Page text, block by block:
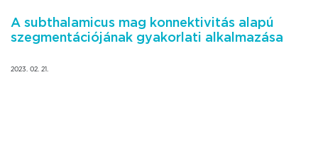
A subthalamicus mag konnektivitás alapú
szegmentációjának gyakorlati alkalmazása
2023. 02. 21.